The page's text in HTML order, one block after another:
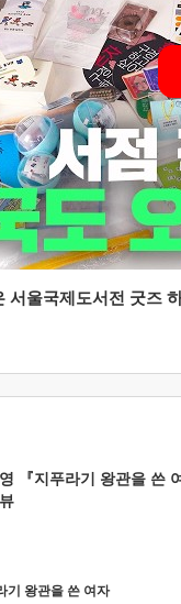
서울국제도서전 굿즈
『지푸라기 왕관을 쓴
기 왕관을 쓴 여자